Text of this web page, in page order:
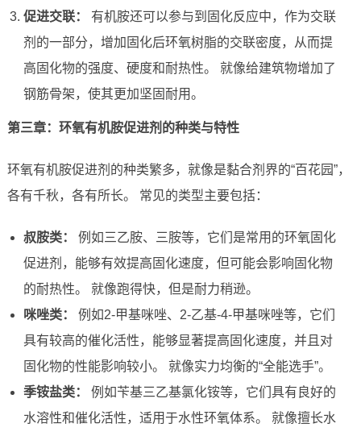
促进交联：
有机胺还可以参与到固化反应中，作为交联
剂的一部分，增加固化后环氧树脂的交联密度，从而提
高固化物的强度、硬度和耐热性。 就像给建筑物增加了
钢筋骨架，使其更加坚固耐用。
第三章：环氧有机胺促进剂的种类与特性
环氧有机胺促进剂的种类繁多，就像是黏合剂界的“百花园”，
各有千秋，各有所长。 常见的类型主要包括：
叔胺类：
例如三乙胺、三胺等，它们是常用的环氧固化
促进剂，能够有效提高固化速度，但可能会影响固化物
的耐热性。 就像跑得快，但是耐力稍逊。
咪唑类：
例如2-甲基咪唑、2-乙基-4-甲基咪唑等，它们
具有较高的催化活性，能够显著提高固化速度，并且对
固化物的性能影响较小。 就像实力均衡的“全能选手”。
季铵盐类：
例如苄基三乙基氯化铵等，它们具有良好的
水溶性和催化活性，适用于水性环氧体系。 就像擅长水